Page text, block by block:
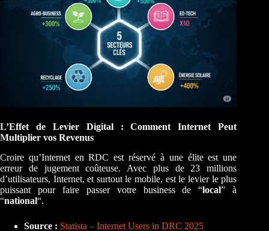
L’Effet de Levier Digital : Comment Internet Peut
Multiplier vos Revenus
Croire qu’Internet en RDC est réservé à une élite est une
erreur de jugement coûteuse. Avec plus de 23 millions
d’utilisateurs, Internet, et surtout le mobile, est le levier le plus
puissant pour faire passer votre business de “local” à
“national“.
Source : Statista – Internet Users in DRC 2025